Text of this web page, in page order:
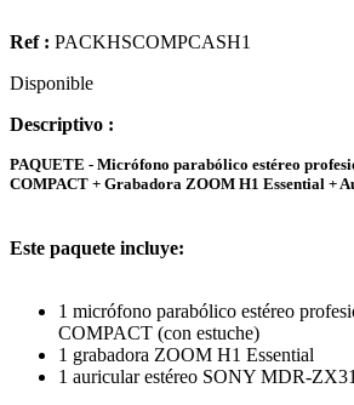
Ref : PACKHSCOMPCASH1
Disponible
Descriptivo :
PAQUETE - Micrófono parabólico estéreo
COMPACT + Grabadora ZOOM H1 Essential +
Este paquete incluye:
1 micrófono parabólico estéreo
COMPACT (con estuche)
1 grabadora ZOOM H1 Essential
1 auricular estéreo SONY MDR-